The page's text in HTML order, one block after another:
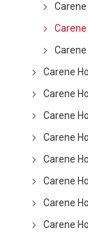
Carene
Carene
Carene
Carene
Carene
Carene
Carene
Carene
Carene